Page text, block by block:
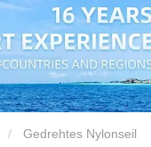
Gedrehtes Nylonseil